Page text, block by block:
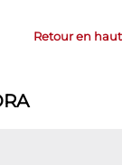
Retour en haut